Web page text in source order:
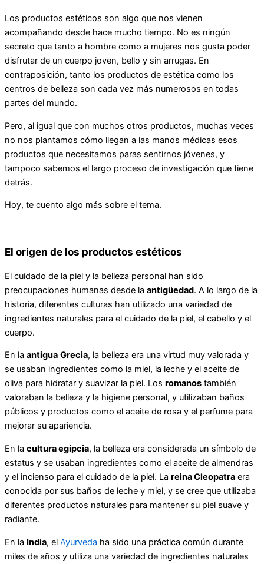
Los productos estéticos son algo que nos vienen
acompañando desde hace mucho tiempo. No es ningún
secreto que tanto a hombre como a mujeres nos gusta poder
disfrutar de un cuerpo joven, bello y sin arrugas. En
contraposición, tanto los productos de estética como los
centros de belleza son cada vez más numerosos en todas
partes del mundo.
Pero, al igual que con muchos otros productos, muchas veces
no nos plantamos cómo llegan a las manos médicas esos
productos que necesitamos paras sentirnos jóvenes, y
tampoco sabemos el largo proceso de investigación que tiene
detrás.
Hoy, te cuento algo más sobre el tema.
El origen de los productos estéticos
El cuidado de la piel y la belleza personal han sido
preocupaciones humanas desde la antigüedad. A lo largo de la
historia, diferentes culturas han utilizado una variedad de
ingredientes naturales para el cuidado de la piel, el cabello y el
cuerpo.
En la antigua Grecia, la belleza era una virtud muy valorada y
se usaban ingredientes como la miel, la leche y el aceite de
oliva para hidratar y suavizar la piel. Los romanos también
valoraban la belleza y la higiene personal, y utilizaban baños
públicos y productos como el aceite de rosa y el perfume para
mejorar su apariencia.
En la cultura egipcia, la belleza era considerada un símbolo de
estatus y se usaban ingredientes como el aceite de almendras
y el incienso para el cuidado de la piel. La reina Cleopatra era
conocida por sus baños de leche y miel, y se cree que utilizaba
diferentes productos naturales para mantener su piel suave y
radiante.
En la India, el Ayurveda ha sido una práctica común durante
miles de años y utiliza una variedad de ingredientes naturales